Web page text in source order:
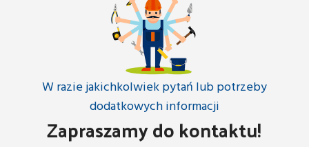
W razie jakichkolwiek pytań lub potrzeby
dodatkowych informacji
Zapraszamy do kontaktu!